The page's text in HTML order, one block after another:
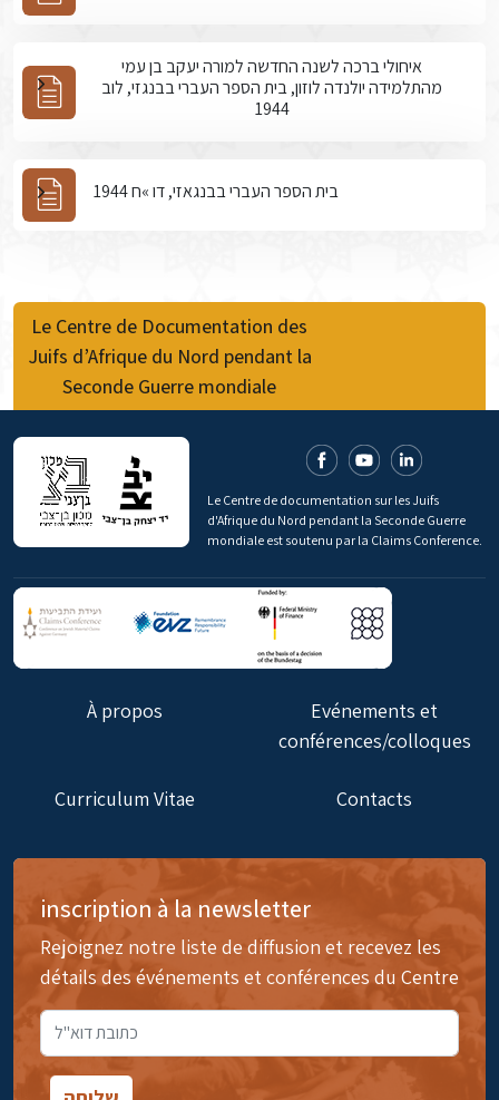
איחולי ברכה לשנה החדשה למורה יעקב בן עמי
מהתלמידה יולנדה לוזון, בית הספר העברי בבנגזי, לוב
1944
בית הספר העברי בבנגאזי, דו »ח 1944
Le Centre de Documentation des
Juifs d’Afrique du Nord pendant la
Seconde Guerre mondiale
Le Centre de documentation sur les Juifs
d'Afrique du Nord pendant la Seconde Guerre
mondiale est soutenu par la Claims Conference.
À propos
Evénements et
conférences/colloques
Curriculum Vitae Contacts
inscription à la newsletter
Rejoignez notre liste de diffusion et recevez les
détails des événements et conférences du Centre